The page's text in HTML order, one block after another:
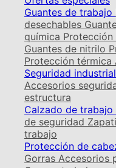
Guantes de trabajo
desechables
química
Guantes de nitrilo
Protección térmica
Seguridad industrial
Accesorios
estructura
Calzado de trabajo
de seguridad
trabajo
Protección de
Gorras Accesorios